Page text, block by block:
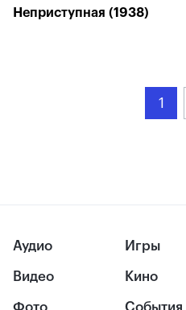
Неприступная (1938)
1
Аудио
Видео
Игры
Кино